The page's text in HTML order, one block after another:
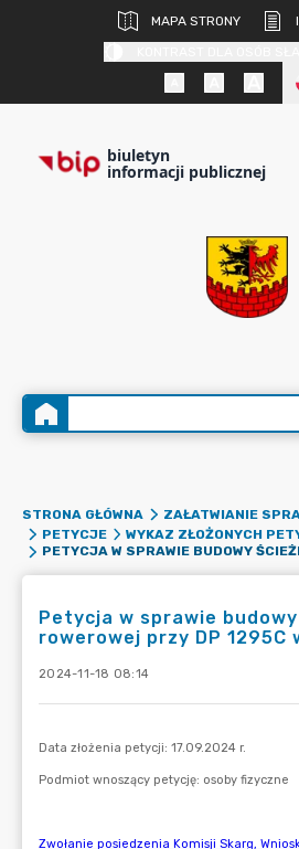
MAPA STRONY
biuletyn
informacji publicznej
STRONA GŁÓWNA
ZAŁATWIANIE
PETYCJE
WYKAZ ZŁOŻONYCH
Petycja w sprawie
rowerowej przy DP 1295C
2024-11-18 08:14